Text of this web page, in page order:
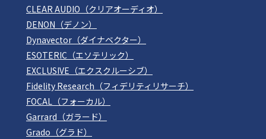
CLEAR AUDIO（クリアオーディオ）
DENON（デノン）
Dynavector（ダイナベクター）
ESOTERIC（エソテリック）
EXCLUSIVE（エクスクルーシブ）
Fidelity Research（フィデリティリサーチ）
FOCAL（フォーカル）
Garrard（ガラード）
Grado（グラド）